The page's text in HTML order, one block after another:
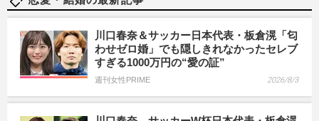
川口春奈＆サッカー日本代表・板倉滉「匂
わせゼロ婚」でも隠しきれなかったセレブ
すぎる1000万円の“愛の証”
週刊女性PRIME 2026/8/3